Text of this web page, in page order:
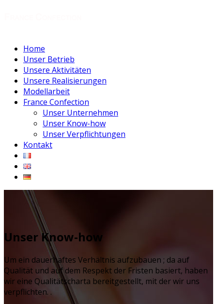
Home
Unser Betrieb
Unsere Aktivitäten
Unsere Realisierungen
Modellarbeit
France Confection
Unser Unternehmen
Unser Know-how
Unser Verpflichtungen
Kontakt
Unser Know-how
Um ein dauerhaftes Verhältnis aufzubauen ; da auf
Qualität und auf dem Respekt der Fristen basiert, haben
wir eine Qualitätscharta bereitgestellt, mit der wir uns
verpflichten. .